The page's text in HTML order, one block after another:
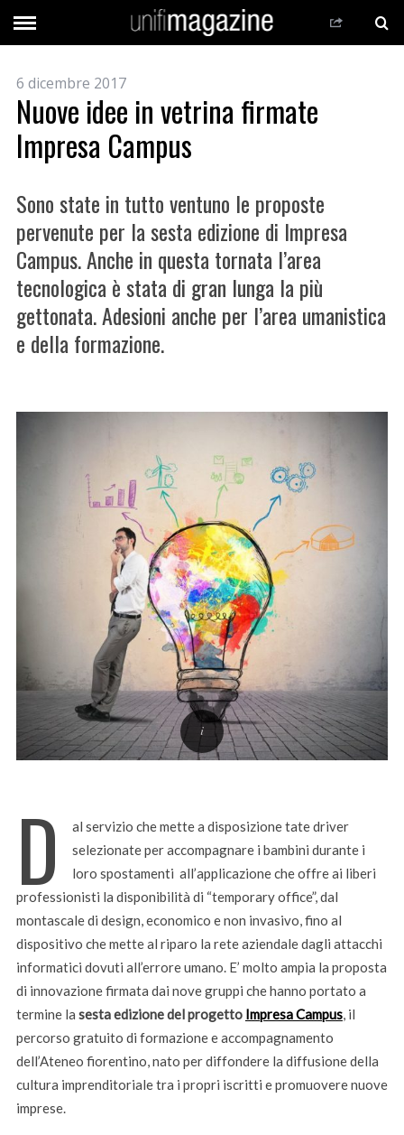
6 dicembre 2017
Nuove idee in vetrina firmate
Impresa Campus
Sono state in tutto ventuno le proposte
pervenute per la sesta edizione di Impresa
Campus. Anche in questa tornata l’area
tecnologica è stata di gran lunga la più
gettonata. Adesioni anche per l’area umanistica
e della formazione.
D
al servizio che mette a disposizione tate driver
selezionate per accompagnare i bambini durante i
loro spostamenti all’applicazione che offre ai liberi
professionisti la disponibilità di “temporary office”, dal
montascale di design, economico e non invasivo, fino al
dispositivo che mette al riparo la rete aziendale dagli attacchi
informatici dovuti all’errore umano. E’ molto ampia la proposta
di innovazione firmata dai nove gruppi che hanno portato a
termine la sesta edizione del progetto Impresa Campus, il
percorso gratuito di formazione e accompagnamento
dell’Ateneo fiorentino, nato per diffondere la diffusione della
cultura imprenditoriale tra i propri iscritti e promuovere nuove
imprese.